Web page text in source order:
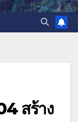
สร้าง